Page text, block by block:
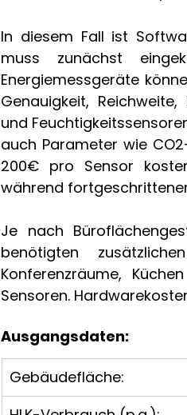
In diesem Fall ist
muss zunächst
Energiemessgeräte
Genauigkeit,
und
auch Parameter wie
200€ pro Sensor
während
Je nach
benötigten
Konferenzräume,
Sensoren.
Ausgangsdaten:
Gebäudefläche: